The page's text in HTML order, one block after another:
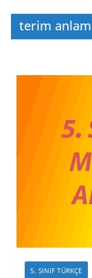
terim
5. SINIF TÜRKÇE